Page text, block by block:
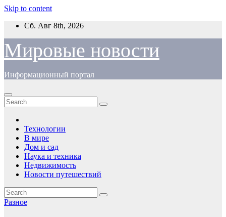
Skip to content
Сб. Авг 8th, 2026
Мировые новости
Информационный портал
Технологии
В мире
Дом и сад
Наука и техника
Недвижимость
Новости путешествий
Разное